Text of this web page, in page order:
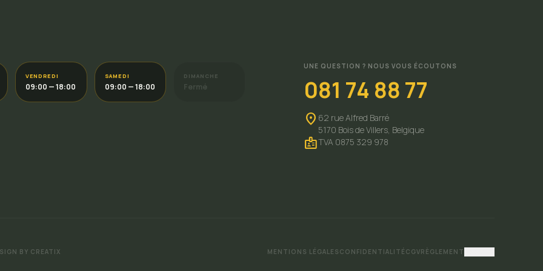
VENDREDI
09:00 — 18:00
SAMEDI
09:00 — 18:00
DIMANCHE
Fermé
UNE QUESTION ? NOUS VOUS ÉCOUTONS
081 74 88 77
location_on 62 rue Alfred Barré
5170 Bois de Villers, Belgique
badgeTVA 0875 329 978
BY CREATIX MENTIONS LÉGALES CONFIDENTIALITÉ CGVRÈGLEMENT